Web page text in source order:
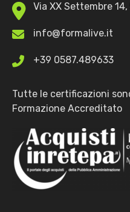
Via XX Settembre
info@formalive.it
+39 0587.489633
Tutte le certificazioni
Formazione Accreditato